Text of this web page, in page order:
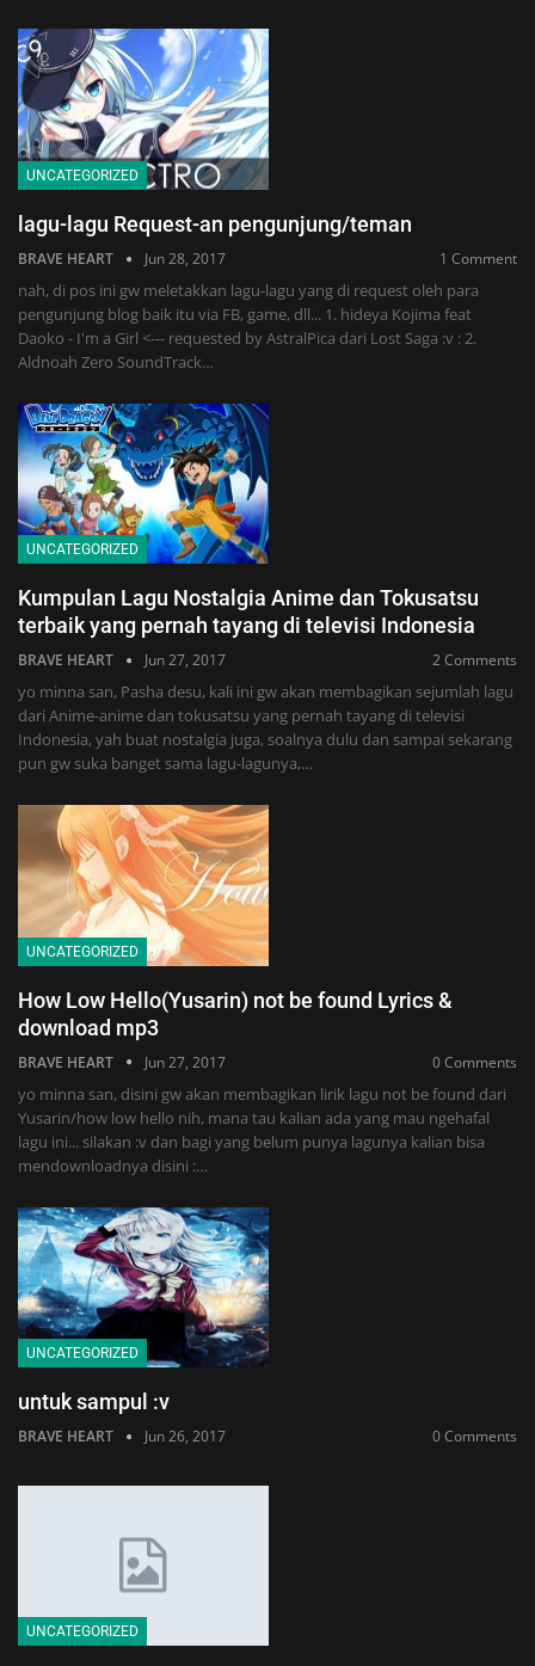
UNCATEGORIZED
lagu-lagu Request-an pengunjung/teman
BRAVE HEART Jun 28, 2017 1 Comment
nah, di pos ini gw meletakkan lagu-lagu yang di request oleh para
pengunjung blog baik itu via FB, game, dll... 1. hideya Kojima feat
Daoko - I'm a Girl <--- requested by AstralPica dari Lost Saga :v : 2.
Aldnoah Zero SoundTrack…
UNCATEGORIZED
Kumpulan Lagu Nostalgia Anime dan Tokusatsu
terbaik yang pernah tayang di televisi Indonesia
BRAVE HEART Jun 27, 2017 2 Comments
yo minna san, Pasha desu, kali ini gw akan membagikan sejumlah lagu
dari Anime-anime dan tokusatsu yang pernah tayang di televisi
Indonesia, yah buat nostalgia juga, soalnya dulu dan sampai sekarang
pun gw suka banget sama lagu-lagunya,…
UNCATEGORIZED
How Low Hello(Yusarin) not be found Lyrics &
download mp3
BRAVE HEART Jun 27, 2017 0 Comments
yo minna san, disini gw akan membagikan lirik lagu not be found dari
Yusarin/how low hello nih, mana tau kalian ada yang mau ngehafal
lagu ini... silakan :v dan bagi yang belum punya lagunya kalian bisa
mendownloadnya disini :…
UNCATEGORIZED
untuk sampul :v
BRAVE HEART Jun 26, 2017 0 Comments
UNCATEGORIZED